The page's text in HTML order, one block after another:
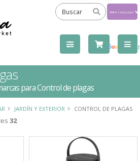
by
para Control de plagas
JARDÍN Y EXTERIOR CONTROL DE PLAGAS
32